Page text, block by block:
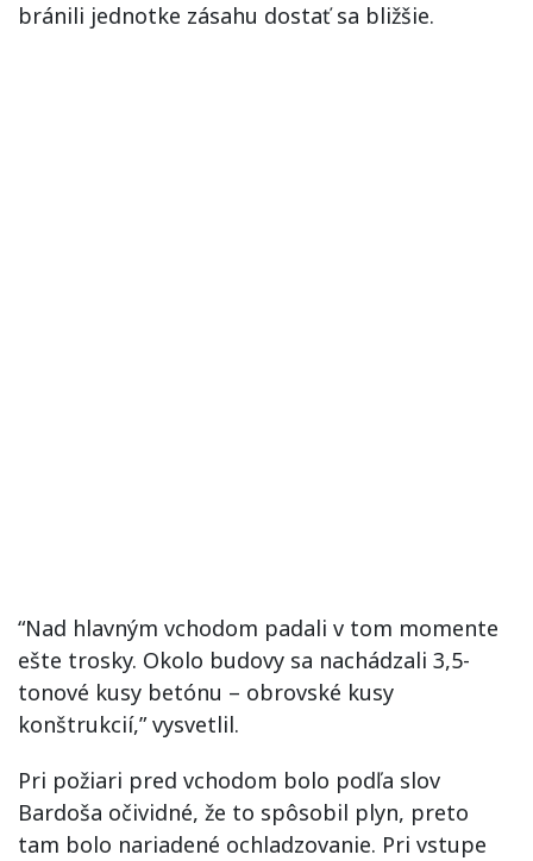
bránili jednotke zásahu dostať sa bližšie.
“Nad hlavným vchodom padali v tom momente
ešte trosky. Okolo budovy sa nachádzali 3,5-
tonové kusy betónu – obrovské kusy
konštrukcií,” vysvetlil.
Pri požiari pred vchodom bolo podľa slov
Bardoša očividné, že to spôsobil plyn, preto
tam bolo nariadené ochladzovanie. Pri vstupe